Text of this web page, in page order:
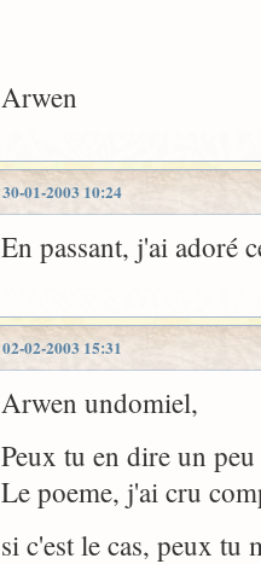
Arwen
30-01-2003 10:24
En passant, j'ai adoré
02-02-2003 15:31
Arwen undomiel,
Peux tu en dire un
Le poeme, j'ai cru
si c'est le cas, peux tu